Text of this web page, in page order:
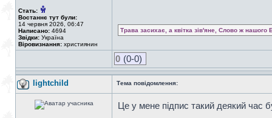
Стать:
Востаннє тут були:
14 червня 2026, 06:47
Написано: 4694
Звідки: Україна
Віровизнання: християнин
Трава засихає, а квітка зів'яне, Слово ж нашого
0 (0-0)
lightchild Тема повідомлення:
Це у мене підпис такий деякий час